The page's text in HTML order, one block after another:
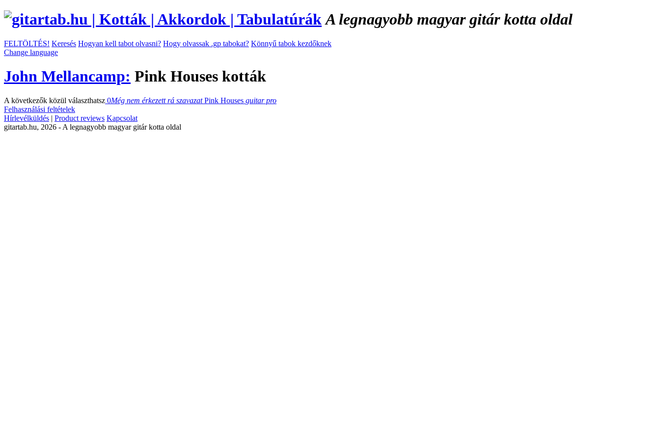
A legnagyobb magyar gitár kotta oldal
FELTÖLTÉS! Keresés Hogyan kell tabot olvasni? Hogy olvassak .gp tabokat? Könnyű tabok kezdőknek
Change language
John Mellancamp: Pink Houses kották
A következők közül választhatsz 0Még nem érkezett rá szavazatPink Houses guitar pro
Felhasználási feltételek
Hírlevélküldés | Product reviews Kapcsolat
gitartab.hu, 2026 - A legnagyobb magyar gitár kotta oldal